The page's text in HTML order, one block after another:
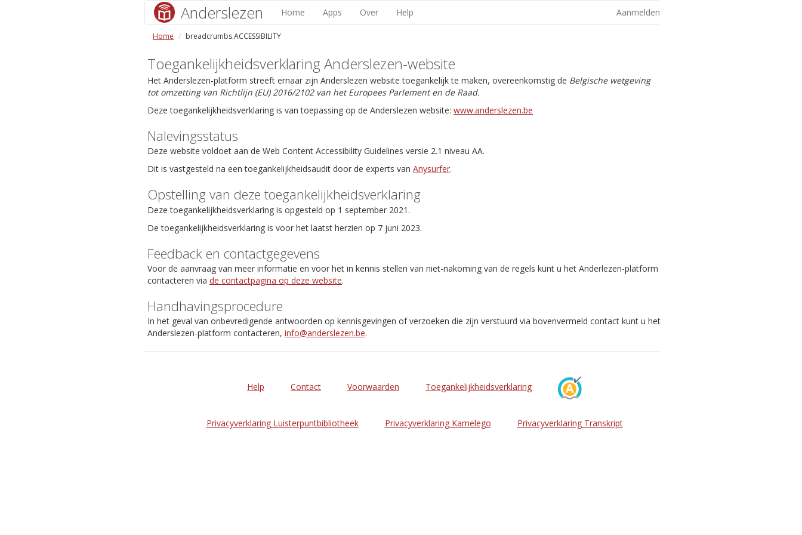
Anderslezen Home Apps Over Help Aanmelden
Home breadcrumbs.ACCESSIBILITY
Toegankelijkheidsverklaring Anderslezen-website
Het Anderslezen-platform streeft ernaar zijn Anderslezen website toegankelijk te maken, overeenkomstig de Belgische wetgeving
tot omzetting van Richtlijn (EU) 2016/2102 van het Europees Parlement en de Raad.
Deze toegankelijkheidsverklaring is van toepassing op de Anderslezen website: www.anderslezen.be
Nalevingsstatus
Deze website voldoet aan de Web Content Accessibility Guidelines versie 2.1 niveau AA.
Dit is vastgesteld na een toegankelijkheidsaudit door de experts van Anysurfer.
Opstelling van deze toegankelijkheidsverklaring
Deze toegankelijkheidsverklaring is opgesteld op 1 september 2021.
De toegankelijkheidsverklaring is voor het laatst herzien op 7 juni 2023.
Feedback en contactgegevens
Voor de aanvraag van meer informatie en voor het in kennis stellen van niet-nakoming van de regels kunt u het Anderlezen-platform
contacteren via de contactpagina op deze website.
Handhavingsprocedure
In het geval van onbevredigende antwoorden op kennisgevingen of verzoeken die zijn verstuurd via bovenvermeld contact kunt u het
Anderslezen-platform contacteren, info@anderslezen.be.
Help Contact Voorwaarden Toegankelijkheidsverklaring
Privacyverklaring Luisterpuntbibliotheek Privacyverklaring Kamelego Privacyverklaring Transkript